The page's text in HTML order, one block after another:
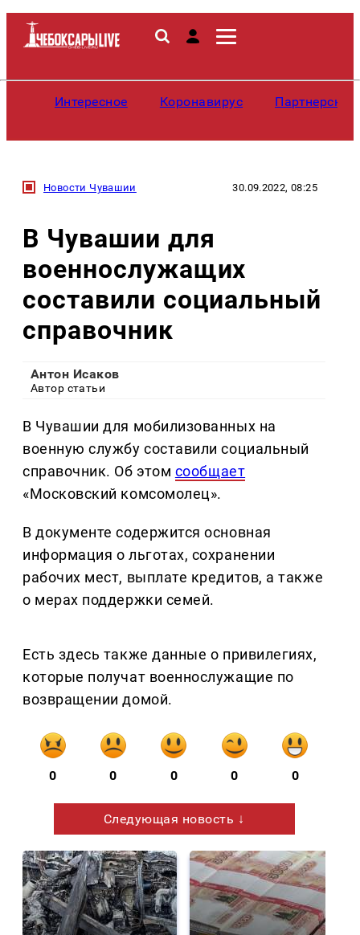
Интересное Коронавирус
Новости Чувашии 30.09.2022, 08:25
В Чувашии для
военнослужащих
составили социальный
справочник
Антон Исаков
Автор статьи
В Чувашии для мобилизованных на
военную службу составили социальный
справочник. Об этом сообщает
«Московский комсомолец».
В документе содержится основная
информация о льготах, сохранении
рабочих мест, выплате кредитов, а также
о мерах поддержки семей.
Есть здесь также данные о привилегиях,
которые получат военнослужащие по
возвращении домой.
0 0 0 0 0
Следующая новость ↓